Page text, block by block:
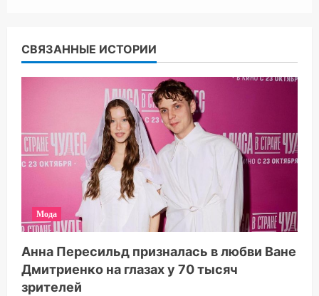
СВЯЗАННЫЕ ИСТОРИИ
Мода
Анна Пересильд призналась в любви Ване
Дмитриенко на глазах у 70 тысяч
зрителей